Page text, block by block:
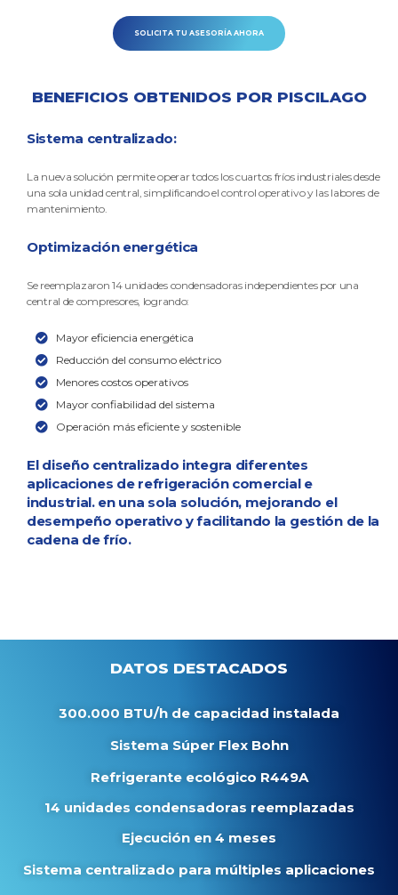
SOLICITA TU ASESORÍA AHORA
BENEFICIOS OBTENIDOS POR PISCILAGO
Sistema centralizado:
La nueva solución permite operar todos los cuartos fríos industriales desde
una sola unidad central, simplificando el control operativo y las labores de
mantenimiento.
Optimización energética
Se reemplazaron 14 unidades condensadoras independientes por una
central de compresores, logrando:
Mayor eficiencia energética
Reducción del consumo eléctrico
Menores costos operativos
Mayor confiabilidad del sistema
Operación más eficiente y sostenible
El diseño centralizado integra diferentes
aplicaciones de refrigeración comercial e
industrial. en una sola solución, mejorando el
desempeño operativo y facilitando la gestión de la
cadena de frío.
DATOS DESTACADOS
300.000 BTU/h de capacidad instalada
Sistema Súper Flex Bohn
Refrigerante ecológico R449A
14 unidades condensadoras reemplazadas
Ejecución en 4 meses
Sistema centralizado para múltiples aplicaciones